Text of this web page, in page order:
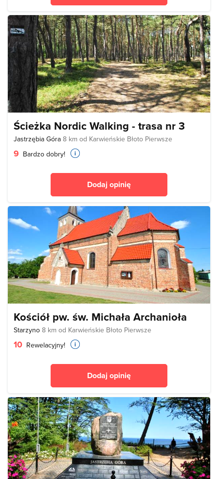
Ścieżka Nordic Walking - trasa nr 3
Jastrzębia Góra 8 km od Karwieńskie Błoto Pierwsze
9 Bardzo dobry!
Dodaj opinię
Kościół pw. św. Michała Archanioła
Starzyno 8 km od Karwieńskie Błoto Pierwsze
10 Rewelacyjny!
Dodaj opinię